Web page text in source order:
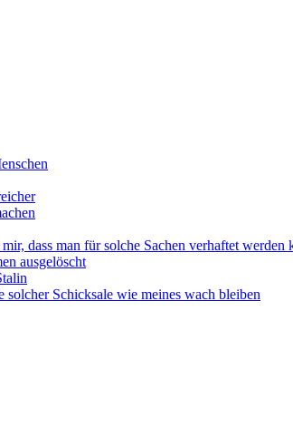
dass man für solche Sachen verhaftet werden
ausgelöscht
Schicksale wie meines wach bleiben